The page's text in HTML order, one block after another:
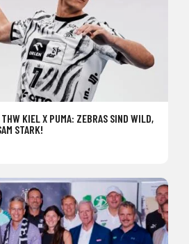
KIEL X PUMA: ZEBRAS SIND WILD,
STARK!